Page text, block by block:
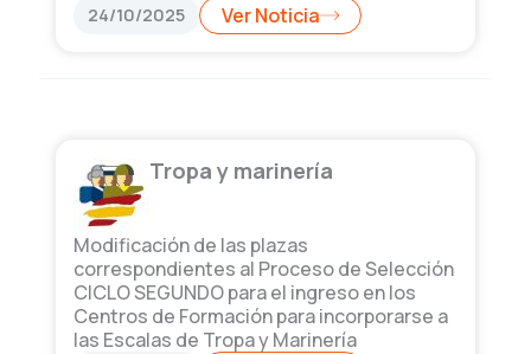
24/10/2025 Ver Noticia
Tropa y marinería
Modificación de las plazas
correspondientes al Proceso de Selección
CICLO SEGUNDO para el ingreso en los
Centros de Formación para incorporarse a
las Escalas de Tropa y Marinería